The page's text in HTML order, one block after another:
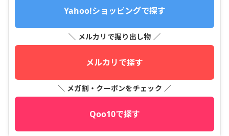
Yahoo!ショッピングで探す
＼ メルカリで掘り出し物 ／
メルカリで探す
＼ メガ割・クーポンをチェック ／
Qoo10で探す